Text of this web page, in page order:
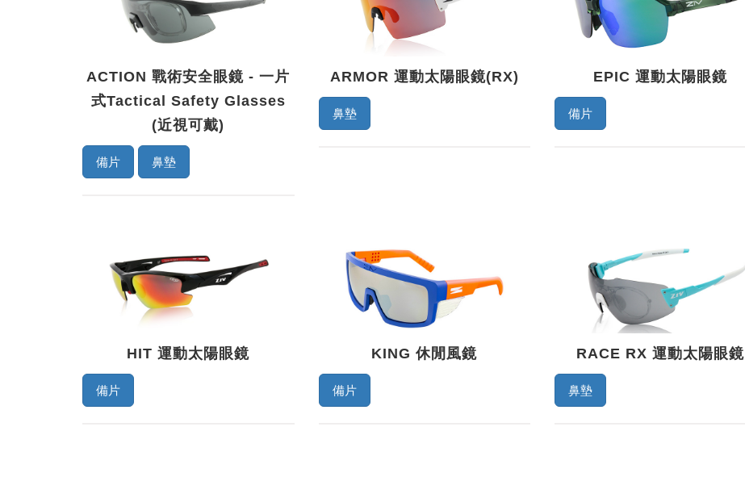
ACTION 戰術安全眼鏡 - 一片
式Tactical Safety Glasses
(近視可戴)
備片 鼻墊
ARMOR 運動太陽眼鏡(RX)
鼻墊
EPIC 運動太陽眼鏡
備片
HIT 運動太陽眼鏡
備片
KING 休閒風鏡
備片
RACE RX 運動太陽眼鏡
鼻墊